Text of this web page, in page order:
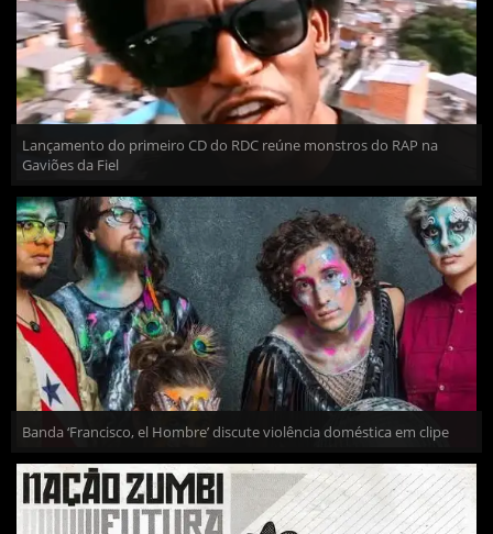
Lançamento do primeiro CD do RDC reúne monstros do RAP na
Gaviões da Fiel
Banda ‘Francisco, el Hombre’ discute violência doméstica em clipe